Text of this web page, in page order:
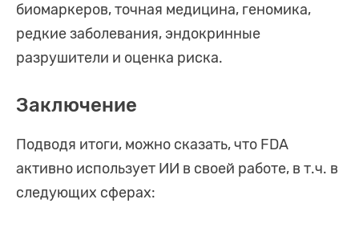
биомаркеров, точная медицина, геномика,
редкие заболевания, эндокринные
разрушители и оценка риска.
Заключение
Подводя итоги, можно сказать, что FDA
активно использует ИИ в своей работе, в т.ч. в
следующих сферах: